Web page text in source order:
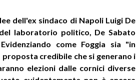
dell'ex sindaco di Napoli Luigi De
laboratorio politico, De Sabato
come Foggia sia "in
credibile che si generano i
elezioni dalle cornici diverse